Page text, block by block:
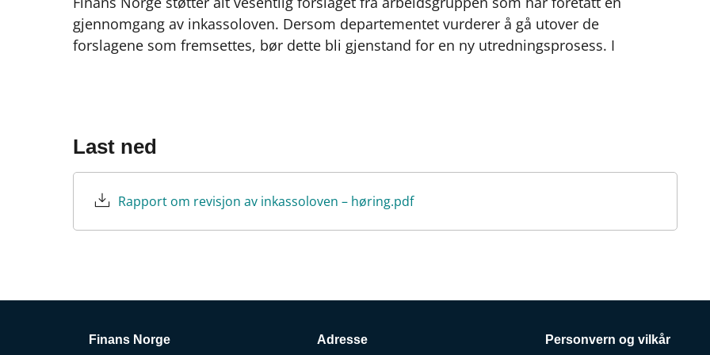
o
gjennomgang av inkassoloven. Dersom departementet vurderer å gå utover de
forslagene som fremsettes, bør dette bli gjenstand for en ny utredningsprosess. I
Last ned
Rapport om revisjon av inkassoloven – høring.pdf
Finans Norge Adresse Personvern og vilkår